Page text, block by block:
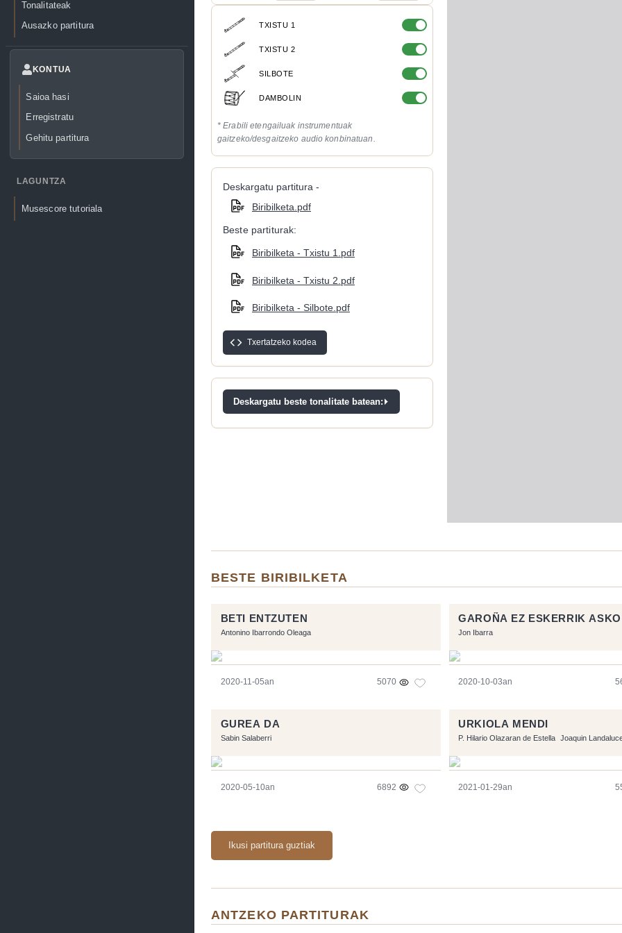
Tonalitateak
Ausazko partitura
KONTUA
Saioa hasi
Erregistratu
Gehitu partitura
LAGUNTZA
Musescore tutoriala
TXISTU 1
TXISTU 2
SILBOTE
DAMBOLIN
* Erabili etengailuak instrumentuak
gaitzeko/desgaitzeko audio konbinatuan.
Deskargatu partitura -
Biribilketa.pdf
Beste partiturak:
Biribilketa - Txistu 1.pdf
Biribilketa - Txistu 2.pdf
Biribilketa - Silbote.pdf
Txertatzeko kodea
Deskargatu beste tonalitate batean:
BESTE BIRIBILKETA
BETI ENTZUTEN
Antonino Ibarrondo Oleaga
2020-11-05an 5070
GAROÑA EZ ESKERRIK ASKO
Jon Ibarra
2020-10-03an
GUREA DA
Sabin Salaberri
2020-05-10an 6892
URKIOLA MENDI
P. Hilario Olazaran de Estella Joaquin
2021-01-29an
Ikusi partitura guztiak
ANTZEKO PARTITURAK